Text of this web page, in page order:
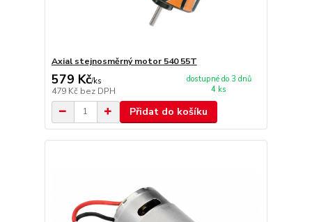
Axial stejnosměrný motor 540 55T
579 Kč/ks
479 Kč bez DPH
dostupné do 3 dnů
4 ks
Přidat do košíku